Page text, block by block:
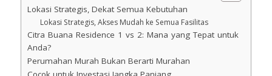
Lokasi Strategis, Dekat Semua Kebutuhan
Lokasi Strategis, Akses Mudah ke Semua Fasilitas
Citra Buana Residence 1 vs 2: Mana yang Tepat untuk
Anda?
Perumahan Murah Bukan Berarti Murahan